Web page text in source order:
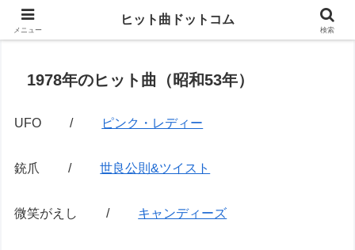
思い出の曲がすぐに見つかる
1978年のヒット曲（昭和53年）
UFO / ピンク・レディー
銃爪 /世良公則&ツイスト
微笑がえし / キャンディーズ
メニュー
ヒット曲ドットコム
検索